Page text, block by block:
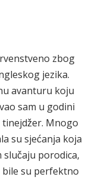
zbog
jezika.
avanturu koju
sam u godini
Mnogo
su sjećanja koja
slučaju porodica,
su perfektno